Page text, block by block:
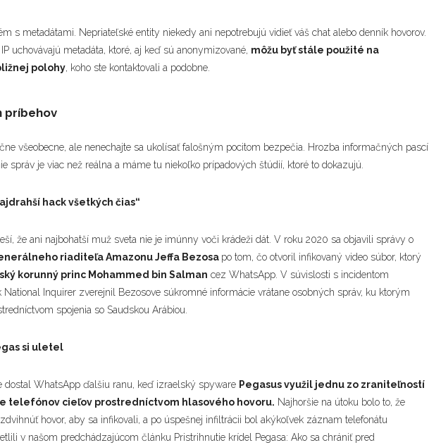
s metadátami. Nepriateľské entity niekedy ani nepotrebujú vidieť váš chat alebo denník hovorov.
uchovávajú metadáta, ktoré, aj keď sú anonymizované, môžu byť stále použité na
polohy, koho ste kontaktovali a podobne.
príbehov
všeobecne, ale nenechajte sa ukolísať falošným pocitom bezpečia. Hrozba informačných pascí
správ je viac než reálna a máme tu niekoľko prípadových štúdií, ktoré to dokazujú.
hack všetkých čias“
že ani najbohatší muž sveta nie je imúnny voči krádeži dát. V roku 2020 sa objavili správy o
riaditeľa Amazonu Jeffa Bezosa po tom, čo otvoril infikovaný video súbor, ktorý
korunný princ Mohammed bin Salman cez WhatsApp. V súvislosti s incidentom
Inquirer zverejnil Bezosove súkromné informácie vrátane osobných správ, ku ktorým
spojenia so Saudskou Arábiou.
si uletel
dostal WhatsApp ďalšiu ranu, keď izraelský spyware Pegasus využil jednu zo zraniteľností
telefónov cieľov prostredníctvom hlasového hovoru. Najhoršie na útoku bolo to, že
hovor, aby sa infikovali, a po úspešnej infiltrácii bol akýkoľvek záznam telefonátu
v našom predchádzajúcom článku Pristrihnutie krídel Pegasa: Ako sa chrániť pred